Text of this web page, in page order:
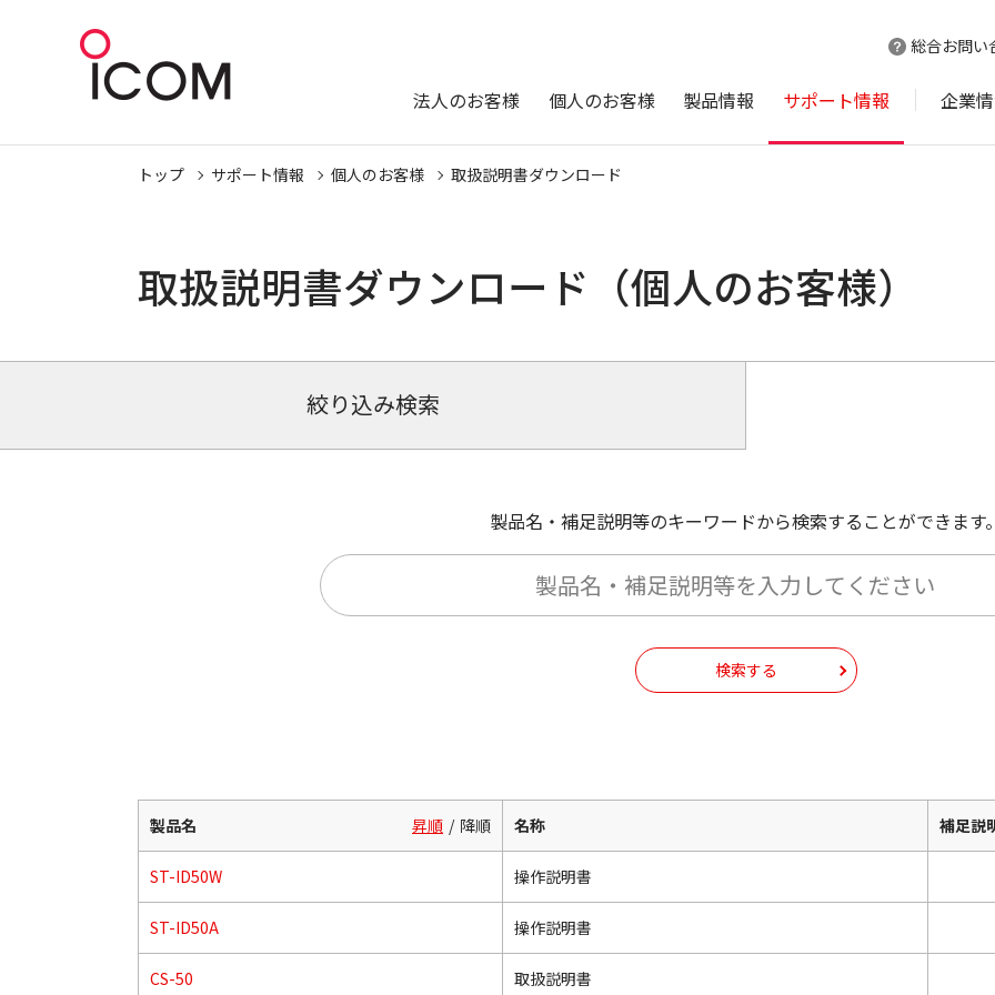
総合お問い
法人のお客様 個人のお客様 製品情報 サポート情報 企業
トップ サポート情報 個人のお客様 取扱説明書ダウンロード
取扱説明書ダウンロード（個人のお客様）
絞り込み検索
製品名・補足説明等のキーワードから検索することができます
検索する
製品名 昇順 降順 名称 補足説
ST-ID50W 操作説明書
ST-ID50A 操作説明書
CS-50 取扱説明書